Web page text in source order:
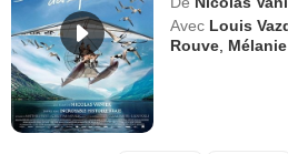
Avec Louis
Rouve